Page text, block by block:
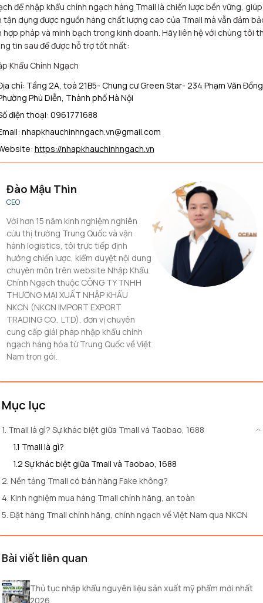
để nhập khẩu chính ngạch hàng Tmall là chiến lược bền vững, giúp
tận dụng được nguồn hàng chất lượng cao của Tmall mà vẫn đảm
hợp pháp và minh bạch trong kinh doanh. Hãy liên hệ với chúng tôi
tin sau để được hỗ trợ tốt nhất:
Khẩu Chính Ngạch
chỉ: Tầng 2A, toà 21B5- Chung cư Green Star- 234 Phạm Văn
Phú Diễn, Thành phố Hà Nội
điện thoại: 0961771688
nhapkhauchinhngach.vn@gmail.com
https://nhapkhauchinhngach.vn
Đào Mậu Thìn
CEO
Với hơn 15 năm kinh nghiệm nghiên
cứu thị trường Trung Quốc và vận
hành logistics, tôi trực tiếp định
hướng chiến lược, kiểm duyệt nội dung
chuyên môn trên website Nhập Khẩu
Chính Ngạch thuộc CÔNG TY TNHH
THƯƠNG MẠI XUẤT NHẬP KHẨU
NKCN (NKCN IMPORT EXPORT
TRADING CO., LTD), đơn vị chuyên
cung cấp giải pháp nhập khẩu chính
ngạch hàng hóa từ Trung Quốc về Việt
Nam trọn gói.
Mục lục
1. Tmall là gì? Sự khác biệt giữa Tmall và Taobao, 1688
1.1 Tmall là gì?
1.2 Sự khác biệt giữa Tmall và Taobao, 1688
2. Nền tảng Tmall có bán hàng Fake không?
4. Kinh nghiệm mua hàng Tmall chính hãng, an toàn
5. Đặt hàng Tmall chính hãng, chính ngạch về Việt Nam qua NKCN
Bài viết liên quan
Thủ tục nhập khẩu nguyên liệu sản xuất mỹ phẩm mới nhất
2026